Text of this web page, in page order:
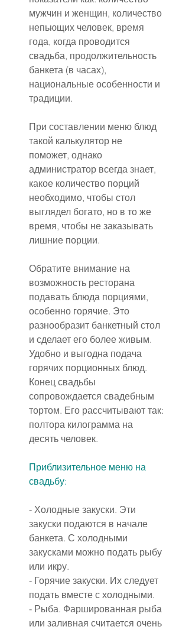
мужчин и женщин, количество
непьющих человек, время
года, когда проводится
свадьба, продолжительность
банкета (в часах),
национальные особенности и
традиции.
При составлении меню блюд
такой калькулятор не
поможет, однако
администратор всегда знает,
какое количество порций
необходимо, чтобы стол
выглядел богато, но в то же
время, чтобы не заказывать
лишние порции.
Обратите внимание на
возможность ресторана
подавать блюда порциями,
особенно горячие. Это
разнообразит банкетный стол
и сделает его более живым.
Удобно и выгодна подача
горячих порционных блюд.
Конец свадьбы
сопровождается свадебным
тортом. Его рассчитывают так:
полтора килограмма на
десять человек.
Приблизительное меню на
свадьбу:
- Холодные закуски. Эти
закуски подаются в начале
банкета. С холодными
закусками можно подать рыбу
или икру.
- Горячие закуски. Их следует
подать вместе с холодными.
- Рыба. Фаршированная рыба
или заливная считается очень